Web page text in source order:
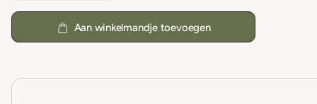
Aan winkelmandje toevoegen